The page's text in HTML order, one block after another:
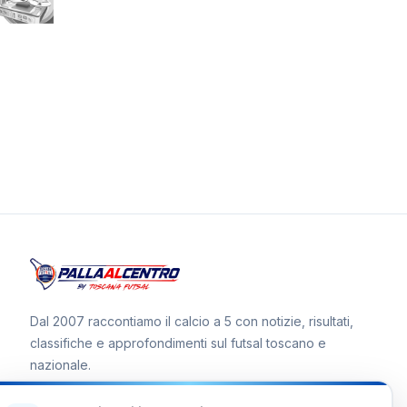
Dal 2007 raccontiamo il calcio a 5 con notizie, risultati,
classifiche e approfondimenti sul futsal toscano e
nazionale.